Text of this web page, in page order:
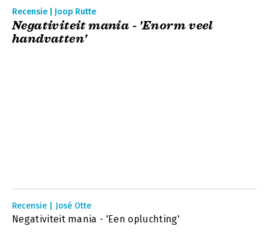
Recensie | Joop Rutte
Negativiteit mania - 'Enorm veel
handvatten'
Recensie | José Otte
Negativiteit mania - 'Een opluchting'